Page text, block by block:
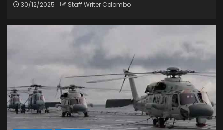
30/12/2025 Staff Writer Colombo